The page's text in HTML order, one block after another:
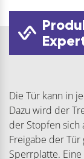
Die Tür kann in
Dazu wird der
der Stopfen sich
Freigabe der
Sperrplatte.